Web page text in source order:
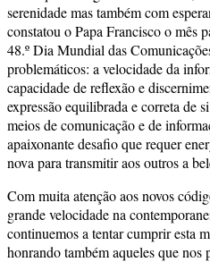
serenidade mas também com
constatou o Papa Francisco o mês
48.º Dia Mundial das
problemáticos: a velocidade da
capacidade de reflexão e
expressão equilibrada e correta de
meios de comunicação e de
apaixonante desafio que requer
nova para transmitir aos outros a
Com muita atenção aos novos
grande velocidade na
continuemos a tentar cumprir esta
honrando também aqueles que nos